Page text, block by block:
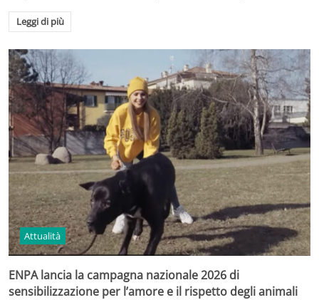
Leggi di più
Attualità
ENPA lancia la campagna nazionale 2026 di
sensibilizzazione per l’amore e il rispetto degli animali